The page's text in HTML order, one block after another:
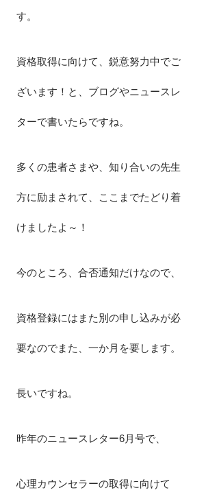
す。
資格取得に向けて、鋭意努力中でご
ざいます！と、ブログやニュースレ
ターで書いたらですね。
多くの患者さまや、知り合いの先生
方に励まされて、ここまでたどり着
けましたよ～！
今のところ、合否通知だけなので、
資格登録にはまた別の申し込みが必
要なのでまた、一か月を要します。
長いですね。
昨年のニュースレター6月号で、
心理カウンセラーの取得に向けて